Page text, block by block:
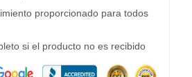
proporcionado para todos
si el producto no es recibido